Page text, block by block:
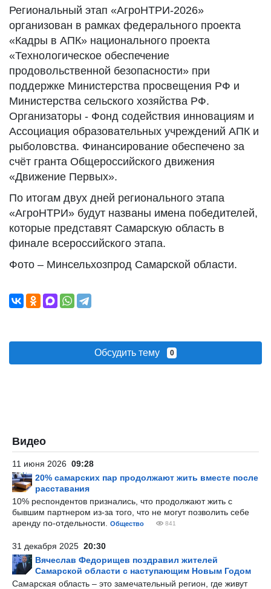
Региональный этап «АгроНТРИ-2026»
организован в рамках федерального проекта
«Кадры в АПК» национального проекта
«Технологическое обеспечение
продовольственной безопасности» при
поддержке Министерства просвещения РФ и
Министерства сельского хозяйства РФ.
Организаторы - Фонд содействия инновациям и
Ассоциация образовательных учреждений АПК и
рыболовства. Финансирование обеспечено за
счёт гранта Общероссийского движения
«Движение Первых».
По итогам двух дней регионального этапа
«АгроНТРИ» будут названы имена победителей,
которые представят Самарскую область в
финале всероссийского этапа.
Фото – Минсельхозпрод Самарской области.
Обсудить тему 0
Видео
11 июня 2026 09:28
20% самарских пар продолжают жить вместе после
расставания
10% респондентов признались, что продолжают жить с
бывшим партнером из-за того, что не могут позволить себе
аренду по-отдельности.
Общество 841
31 декабря 2025 20:30
Вячеслав Федорищев поздравил жителей
Самарской области с наступающим Новым Годом
Самарская область – это замечательный регион, где живут